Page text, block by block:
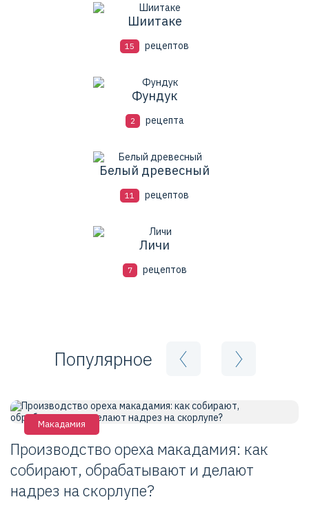
Шиитаке
15 рецептов
Фундук
2 рецепта
Белый древесный
11 рецептов
Личи
7 рецептов
Популярное
Макадамия
Производство ореха макадамия: как
собирают, обрабатывают и делают
надрез на скорлупе?